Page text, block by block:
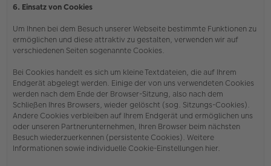
6. Einsatz von Cookies
Um Ihnen bei dem Besuch unserer Webseite bestimmte Funktionen zu
ermöglichen und diese attraktiv zu gestalten, verwenden wir auf
verschiedenen Seiten sogenannte Cookies.
Bei Cookies handelt es sich um kleine Textdateien, die auf Ihrem
Endgerät abgelegt werden. Einige der von uns verwendeten Cookies
werden nach dem Ende der Browser-Sitzung, also nach dem
Schließen Ihres Browsers, wieder gelöscht (sog. Sitzungs-Cookies).
Andere Cookies verbleiben auf Ihrem Endgerät und ermöglichen uns
oder unseren Partnerunternehmen, Ihren Browser beim nächsten
Besuch wiederzuerkennen (persistente Cookies). Weitere
Informationen sowie individuelle Cookie-Einstellungen hier.